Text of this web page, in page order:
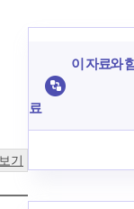
기
이 자료와
료